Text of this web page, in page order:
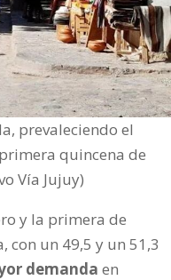
prevaleciendo el
quincena de
Vía Jujuy)
y la primera de
con un 49,5 y un 51,3
demanda en